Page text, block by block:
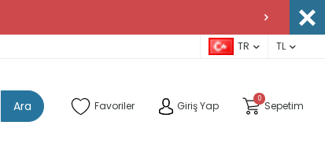
TR TL
Ara Favoriler Giriş Yap
0
Sepetim